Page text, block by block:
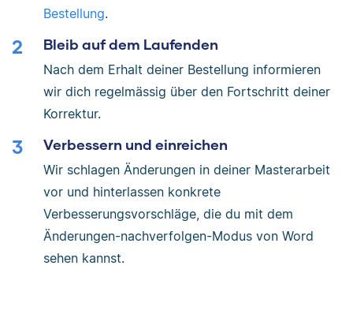
Bestellung.
Bleib auf dem Laufenden
Nach dem Erhalt deiner Bestellung informieren
wir dich regelmässig über den Fortschritt deiner
Korrektur.
Verbessern und einreichen
Wir schlagen Änderungen in deiner Masterarbeit
vor und hinterlassen konkrete
Verbesserungsvorschläge, die du mit dem
Änderungen-nachverfolgen-Modus von Word
sehen kannst.